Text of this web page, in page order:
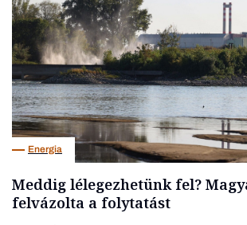
Energia
Meddig lélegezhetünk fel?
felvázolta a folytatást